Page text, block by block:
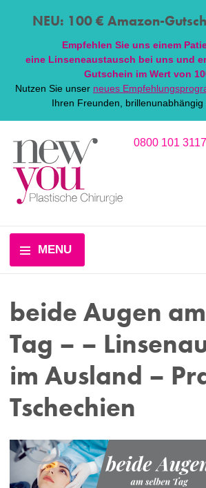
NEU: 100 € Amazon-
Empfehlen Sie uns einem
eine Linseneaustausch bei uns und
Gutschein im Wert von
Nutzen Sie unser neues
Ihren Freunden, brillenunabhängig
0800 101 3117
MENU
beide Augen
Tag – –
im Ausland –
Tschechien